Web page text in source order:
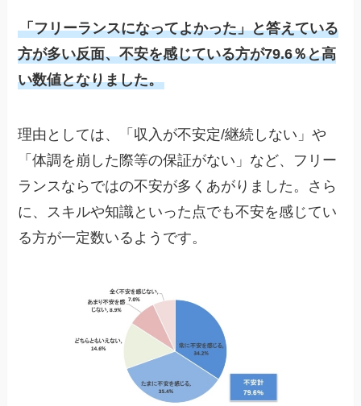
「フリーランスになってよかった」と答えている
方が多い反面、不安を感じている方が79.6％と高
い数値となりました。
理由としては、「収入が不安定/継続しない」や
「体調を崩した際等の保証がない」など、フリー
ランスならではの不安が多くあがりました。さら
に、スキルや知識といった点でも不安を感じてい
る方が一定数いるようです。